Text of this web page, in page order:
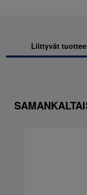
Liittyvät